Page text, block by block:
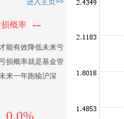
进入主页>>
概率 --
能有效降低未来亏
损概率就是基金管
来一年跑输沪深
0.0%